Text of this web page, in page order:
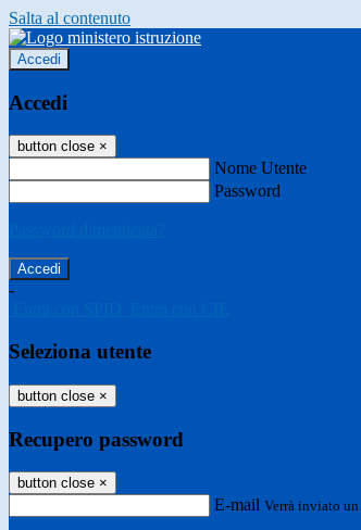
Salta al contenuto
Accedi
Accedi
button close ×
Nome Utente
Password
-
Seleziona utente
button close ×
Recupero password
button close ×
E-mail Verrà inviato